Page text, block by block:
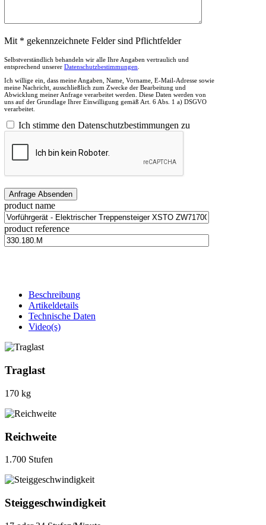
Mit * gekennzeichnete Felder sind Pflichtfelder
Selbstverständlich behandeln wir alle Ihre Angaben vertraulich und
entsprechend unserer Datenschutzbestimmungen.
Ich willige ein, dass meine Angaben, Name, Vorname, E-Mail-Adresse sowie
meine Nachricht, ausschließlich zum Zwecke der Bearbeitung und
Abwicklung meiner Anfrage verarbeitet werden. Diese Daten werden von
uns auf der Grundlage Ihrer Einwilligung gemäß Art. 6 Abs. 1 a) DSGVO
verarbeitet.
Ich stimme den Datenschutzbestimmungen zu
product name
product reference
Beschreibung
Artikeldetails
Technische Daten
Video(s)
Traglast
170 kg
Reichweite
1.700 Stufen
Steiggeschwindigkeit